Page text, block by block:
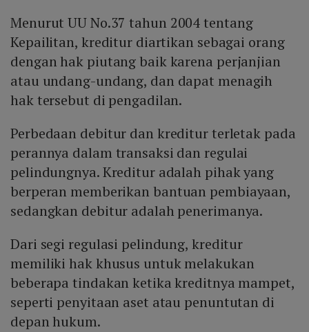
Menurut UU No.37 tahun 2004 tentang
Kepailitan, kreditur diartikan sebagai orang
dengan hak piutang baik karena perjanjian
atau undang-undang, dan dapat menagih
hak tersebut di pengadilan.
Perbedaan debitur dan kreditur terletak pada
perannya dalam transaksi dan regulai
pelindungnya. Kreditur adalah pihak yang
berperan memberikan bantuan pembiayaan,
sedangkan debitur adalah penerimanya.
Dari segi regulasi pelindung, kreditur
memiliki hak khusus untuk melakukan
beberapa tindakan ketika kreditnya mampet,
seperti penyitaan aset atau penuntutan di
depan hukum.